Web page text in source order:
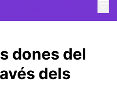
de memòria viva
dones del
dels